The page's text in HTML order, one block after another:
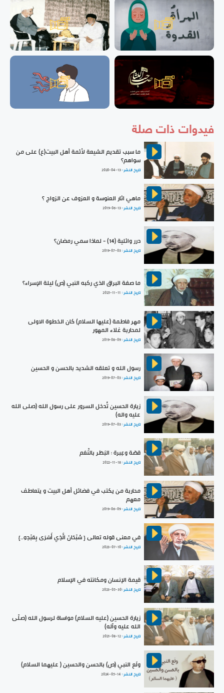
فيدوات ذات صلة
ما سبب تقديم الشيعة لأئمة أهل البيت(ع) على من
سواهم؟
تاريخ النشر :2020-04-13
ماهي اثار العنوسة و العزوف عن الزواج ؟
تاريخ النشر :2019-06-13
درر وائلية (14) - لماذا سمي رمضان؟
تاريخ النشر :2019-07-03
ما صفة البراق الذي ركبه النبي (ص) ليلة الإسراء؟
تاريخ النشر : 2025-11-11
مهر فاطمة (عليها السلام) كان الخطوة الاولى
لمحاربة غلاء المهور
تاريخ النشر :2019-08-09
رسول الله و تعلقه الشديد بالحسن و الحسين
تاريخ النشر :2019-07-03
زيارة الحسين تُدخل السرور على رسول الله (صلى الله
عليه واله)
تاريخ النشر :2019-07-03
قصّة وعِبرة : البَطَر بالنِّعَم
تاريخ النشر :2022-11-18
محاربة من يكتب في فضائل أهل البيت و يتعاطف
معهم
تاريخ النشر :2019-06-09
في معنى قوله تعالى { سُبْحَانَ الَّذِي أَسْرَى بِعَبْدِهِ..}
تاريخ النشر :2023-07-10
قيمة الإنسان ومكانته في الإسلام
تاريخ النشر :2023-05-30
زيارة الحسين (عليه السلام) مواساة لرسول الله (صلّى
الله عليه وآله)
تاريخ النشر :2021-08-12
ولَع النبي (ص) بالحسن والحسين ( عليهما السلام)
تاريخ النشر : 2024-05-14